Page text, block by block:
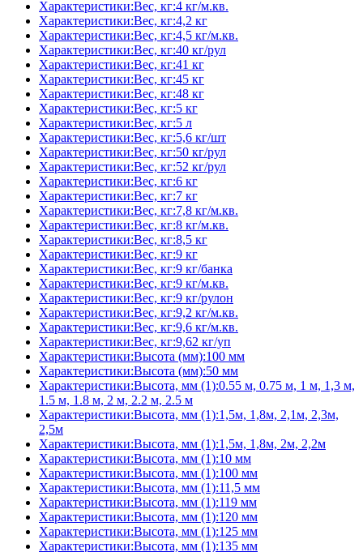
Характеристики:Вес, кг:4 кг/м.кв.
Характеристики:Вес, кг:4,2 кг
Характеристики:Вес, кг:4,5 кг/м.кв.
Характеристики:Вес, кг:40 кг/рул
Характеристики:Вес, кг:41 кг
Характеристики:Вес, кг:45 кг
Характеристики:Вес, кг:48 кг
Характеристики:Вес, кг:5 кг
Характеристики:Вес, кг:5 л
Характеристики:Вес, кг:5,6 кг/шт
Характеристики:Вес, кг:50 кг/рул
Характеристики:Вес, кг:52 кг/рул
Характеристики:Вес, кг:6 кг
Характеристики:Вес, кг:7 кг
Характеристики:Вес, кг:7,8 кг/м.кв.
Характеристики:Вес, кг:8 кг/м.кв.
Характеристики:Вес, кг:8,5 кг
Характеристики:Вес, кг:9 кг
Характеристики:Вес, кг:9 кг/банка
Характеристики:Вес, кг:9 кг/м.кв.
Характеристики:Вес, кг:9 кг/рулон
Характеристики:Вес, кг:9,2 кг/м.кв.
Характеристики:Вес, кг:9,6 кг/м.кв.
Характеристики:Вес, кг:9,62 кг/уп
Характеристики:Высота (мм):100 мм
Характеристики:Высота (мм):50 мм
Характеристики:Высота, мм (1):0.55 м, 0.75 м, 1 м, 1,3 м,
1.5 м, 1.8 м, 2 м, 2.2 м, 2.5 м
Характеристики:Высота, мм (1):1,5м, 1,8м, 2,1м, 2,3м,
2,5м
Характеристики:Высота, мм (1):1,5м, 1,8м, 2м, 2,2м
Характеристики:Высота, мм (1):10 мм
Характеристики:Высота, мм (1):100 мм
Характеристики:Высота, мм (1):11,5 мм
Характеристики:Высота, мм (1):119 мм
Характеристики:Высота, мм (1):120 мм
Характеристики:Высота, мм (1):125 мм
Характеристики:Высота, мм (1):135 мм